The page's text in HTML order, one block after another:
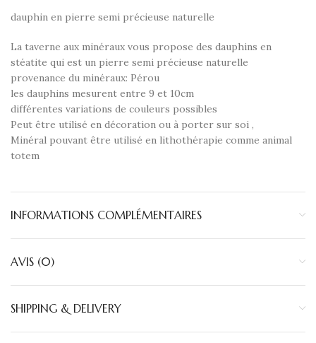
dauphin en pierre semi précieuse naturelle
La taverne aux minéraux vous propose des dauphins en
stéatite qui est un pierre semi précieuse naturelle
provenance du minéraux: Pérou
les dauphins mesurent entre 9 et 10cm
différentes variations de couleurs possibles
Peut être utilisé en décoration ou à porter sur soi ,
Minéral pouvant être utilisé en lithothérapie comme animal
totem
INFORMATIONS COMPLÉMENTAIRES
AVIS (0)
SHIPPING & DELIVERY